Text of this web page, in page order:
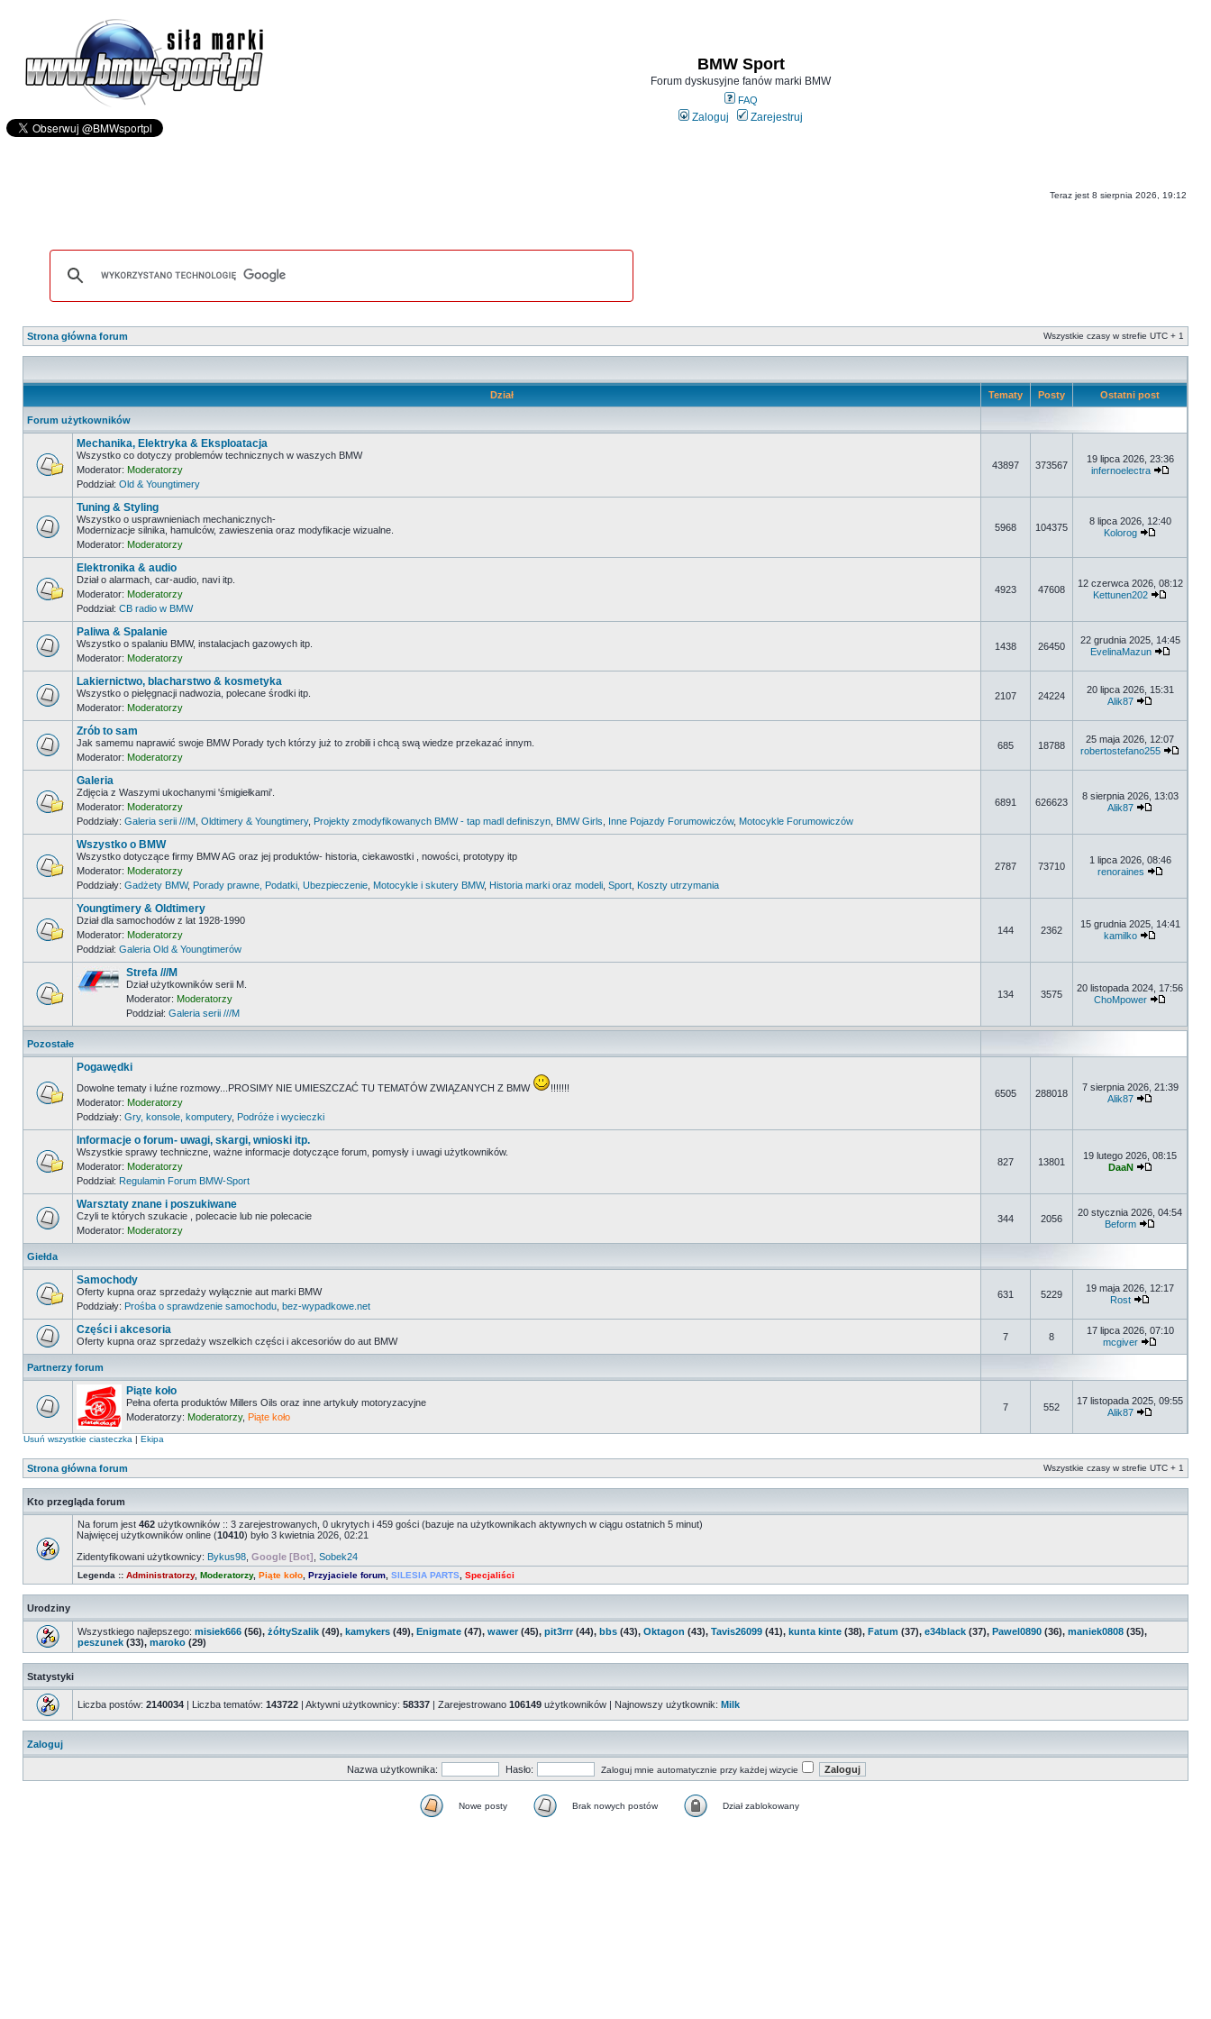
BMW Sport
Forum dyskusyjne fanów marki BMW
FAQ
Zaloguj Zarejestruj
Teraz jest 8 sierpnia 2026, 19:12
Strona główna forum Wszystkie czasy w strefie UTC + 1
Dział Tematy Posty Ostatni post
Forum użytkowników
Mechanika, Elektryka & Eksploatacja
Wszystko co dotyczy problemów technicznych w waszych BMW
Moderator: Moderatorzy
Poddział: Old & Youngtimery
43897 373567
19 lipca 2026, 23:36
infernoelectra
Tuning & Styling
Wszystko o usprawnieniach mechanicznych-
Modernizacje silnika, hamulców, zawieszenia oraz modyfikacje wizualne.
Moderator: Moderatorzy
5968 104375
8 lipca 2026, 12:40
Kolorog
Elektronika & audio
Dział o alarmach, car-audio, navi itp.
Moderator: Moderatorzy
Poddział: CB radio w BMW
4923 47608
12 czerwca 2026, 08:12
Kettunen202
Paliwa & Spalanie
Wszystko o spalaniu BMW, instalacjach gazowych itp.
Moderator: Moderatorzy
1438 26450
22 grudnia 2025, 14:45
EvelinaMazun
Lakiernictwo, blacharstwo & kosmetyka
Wszystko o pielęgnacji nadwozia, polecane środki itp.
Moderator: Moderatorzy
2107 24224
20 lipca 2026, 15:31
Alik87
Zrób to sam
Jak samemu naprawić swoje BMW Porady tych którzy już to zrobili i chcą swą wiedze przekazać innym.
Moderator: Moderatorzy
685 18788
25 maja 2026, 12:07
robertostefano255
Galeria
Zdjęcia z Waszymi ukochanymi 'śmigiełkami'.
Moderator: Moderatorzy
Poddziały: Galeria serii ///M Oldtimery & Youngtimery, Projekty zmodyfikowanych BMW - tap madl definiszyn BMW Girls Inne Pojazdy Forumowiczów, Motocykle Forumowiczów
6891 626623
8 sierpnia 2026, 13:03
Alik87
Wszystko o BMW
Wszystko dotyczące firmy BMW AG oraz jej produktów- historia, ciekawostki , nowości, prototypy itp
Moderator: Moderatorzy
Poddziały: Gadżety BMW, Porady prawne, Podatki, Ubezpieczenie Motocykle i skutery BMW, Historia marki oraz modeli Sport Koszty utrzymania
2787 73710
1 lipca 2026, 08:46
renoraines
Youngtimery & Oldtimery
Dział dla samochodów z lat 1928-1990
Moderator: Moderatorzy
Poddział: Galeria Old & Youngtimerów
144 2362
15 grudnia 2025, 14:41
kamilko
Strefa ///M
Dział użytkowników serii M.
Moderator: Moderatorzy
Poddział: Galeria serii ///M
134 3575
20 listopada 2024, 17:56
ChoMpower
Pozostałe
Pogawędki
Dowolne tematy i luźne rozmowy...PROSIMY NIE UMIESZCZAĆ TU TEMATÓW ZWIĄZANYCH Z BMW
!!!!!!!
Moderator: Moderatorzy
Poddziały: Gry, konsole, komputery, Podróże i wycieczki
6505 288018
7 sierpnia 2026, 21:39
Alik87
Informacje o forum- uwagi, skargi, wnioski itp.
Wszystkie sprawy techniczne, ważne informacje dotyczące forum, pomysły i uwagi użytkowników.
Moderator: Moderatorzy
Poddział: Regulamin Forum BMW-Sport
827 13801
19 lutego 2026, 08:15
DaaN
Warsztaty znane i poszukiwane
Czyli te których szukacie , polecacie lub nie polecacie
Moderator: Moderatorzy
344 2056
20 stycznia 2026, 04:54
Beform
Giełda
Samochody
Oferty kupna oraz sprzedaży wyłącznie aut marki BMW
Poddziały: Prośba o sprawdzenie samochodu bez-wypadkowe.net
631 5229
19 maja 2026, 12:17
Rost
Części i akcesoria
Oferty kupna oraz sprzedaży wszelkich części i akcesoriów do aut BMW 7 8
17 lipca 2026, 07:10
mcgiver
Partnerzy forum
Piąte koło
Pełna oferta produktów Millers Oils oraz inne artykuły motoryzacyjne
Moderatorzy: Moderatorzy, Piąte koło
7 552
17 listopada 2025, 09:55
Alik87
Usuń wszystkie ciasteczka | Ekipa
Strona główna forum Wszystkie czasy w strefie UTC + 1
Kto przegląda forum
Na forum jest 462 użytkowników :: 3 zarejestrowanych, 0 ukrytych i 459 gości (bazuje na użytkownikach aktywnych w ciągu ostatnich 5 minut)
Najwięcej użytkowników online (10410) było 3 kwietnia 2026, 02:21
Zidentyfikowani użytkownicy: Bykus98 Google [Bot] Sobek24
Legenda :: Administratorzy, Moderatorzy, Piąte koło Przyjaciele forum SILESIA PARTS Specjaliści
Urodziny
Wszystkiego najlepszego: misiek666 (56), żółtySzalik (49), kamykers (49), Enigmate (47), wawer(45), pit3rrr(44), bbs (43), Oktagon (43), Tavis26099 (41), kunta kinte (38), Fatum (37), e34black (37), Pawel0890 (36), maniek0808 (35),
peszunek (33), maroko (29)
Statystyki
Liczba postów: 2140034 | Liczba tematów: 143722 | Aktywni użytkownicy: 58337 | Zarejestrowano 106149 użytkowników | Najnowszy użytkownik: Milk
Zaloguj
Nazwa użytkownika: Hasło: Zaloguj mnie automatycznie przy każdej wizycie
Nowe posty Brak nowych postów Dział zablokowany